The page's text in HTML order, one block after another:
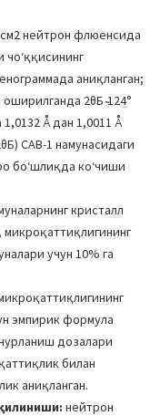
нейтрон флюенсида
аниқланган;
2θБ ̴124°
Å дан 1,0011 Å
САВ-1 намунасидаги
боʻшлиқда коʻчиши
кристалл
учун 10% га
эмпирик формула
дозалари
билан
аниқланган.
нейтрон